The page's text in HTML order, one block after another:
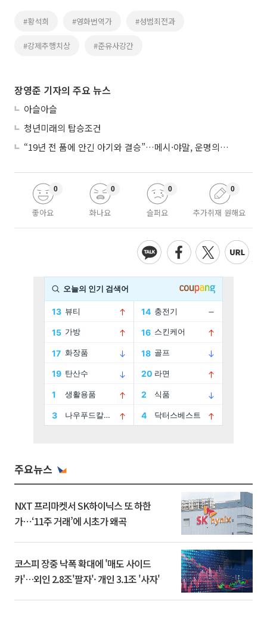
#황석희 #영화번역가 #성범죄전과
#강제추행치상 #준유사강간
장영준 기자의 주요 뉴스
아슬아슬
청년미래의 탑승조건
“19년 전 품에 안긴 아기와 결승”…메시·야말, 운명의 왕좌 대결
좋아요
0
화나요
0
슬퍼요
0
추가취재 원해요
0
주요뉴스
NXT 프리마켓서 SK하이닉스 또 하한
가⋯‘11주 거래’에 시초가 왜곡
코스피 장중 낙폭 확대에 '매도 사이드
카'…외인 2.8조'팔자'· 개인 3.1조 '사자'